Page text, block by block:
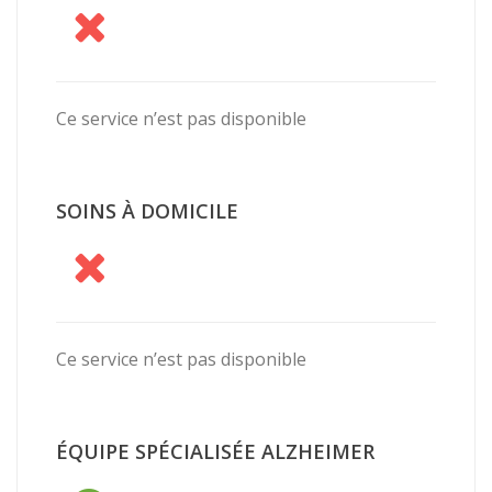
Ce service n’est pas disponible
SOINS À DOMICILE
Ce service n’est pas disponible
ÉQUIPE SPÉCIALISÉE ALZHEIMER